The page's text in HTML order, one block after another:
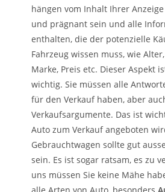
hängen vom Inhalt Ihrer
und prägnant sein und alle
enthalten, die der potenzielle
Fahrzeug wissen muss, wie
Marke, Preis etc. Dieser Aspekt
wichtig. Sie müssen alle
für den Verkauf haben, aber
Verkaufsargumente. Das ist
Auto zum Verkauf angeboten
Gebrauchtwagen sollte gut
sein. Es ist sogar ratsam, es zu
uns müssen Sie keine Mähe